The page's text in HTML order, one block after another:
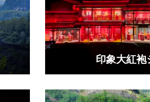
印象大紅袍